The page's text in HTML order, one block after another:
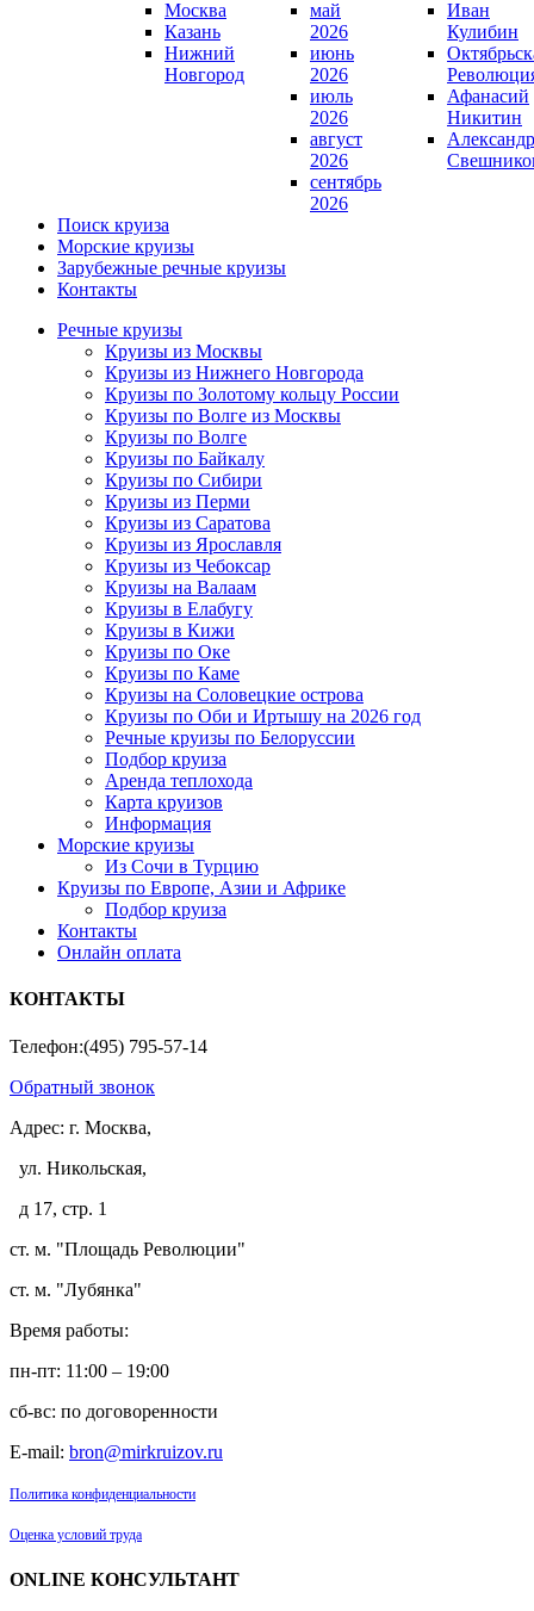
Москва
Казань
Нижний
Новгород
май
2026
июнь
2026
июль
2026
август
2026
сентябрь
2026
Иван
Кулибин
Афанасий
Никитин
Александр
Поиск круиза
Морские круизы
Зарубежные речные круизы
Контакты
Речные круизы
Круизы из Москвы
Круизы из Нижнего Новгорода
Круизы по Золотому кольцу России
Круизы по Волге из Москвы
Круизы по Волге
Круизы по Байкалу
Круизы по Сибири
Круизы из Перми
Круизы из Саратова
Круизы из Ярославля
Круизы из Чебоксар
Круизы на Валаам
Круизы в Елабугу
Круизы в Кижи
Круизы по Оке
Круизы по Каме
Круизы на Соловецкие острова
Круизы по Оби и Иртышу на 2026 год
Речные круизы по Белоруссии
Подбор круиза
Аренда теплохода
Карта круизов
Информация
Морские круизы
Из Сочи в Турцию
Круизы по Европе, Азии и Африке
Подбор круиза
Контакты
Онлайн оплата
КОНТАКТЫ
Телефон:(495) 795-57-14
Обратный звонок
Адрес: г. Москва,
ул. Никольская,
д 17, стр. 1
ст. м. "Площадь Революции"
ст. м. "Лубянка"
Время работы:
пн-пт: 11:00 – 19:00
сб-вс: по договоренности
E-mail: bron@mirkruizov.ru
Политика конфиденциальности
Оценка условий труда
ONLINE КОНСУЛЬТАНТ